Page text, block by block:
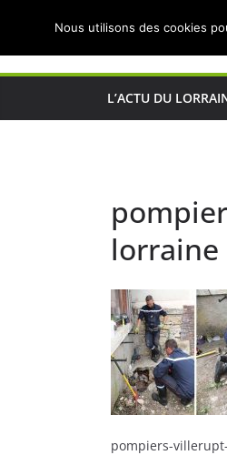
Actualités de
L’ACTU DU
lorraine
pompiers-
Nous utilisons des cookies